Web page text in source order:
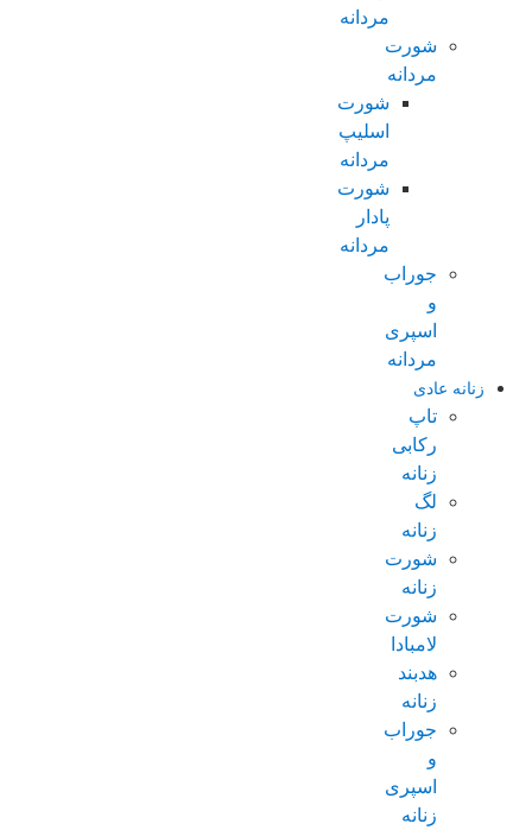
مردانه
شورت
مردانه
شورت
اسلیپ
مردانه
شورت
پادار
مردانه
جوراب
و
اسپری
مردانه
زنانه عادی
تاپ
رکابی
زنانه
لگ
زنانه
شورت
زنانه
شورت
لامبادا
هدبند
زنانه
جوراب
و
اسپری
زنانه